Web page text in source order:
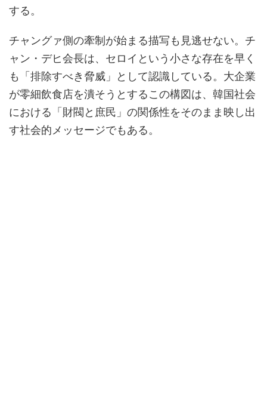
する。
チャングァ側の牽制が始まる描写も見逃せない。チ
ャン・デヒ会長は、セロイという小さな存在を早く
も「排除すべき脅威」として認識している。大企業
が零細飲食店を潰そうとするこの構図は、韓国社会
における「財閥と庶民」の関係性をそのまま映し出
す社会的メッセージでもある。